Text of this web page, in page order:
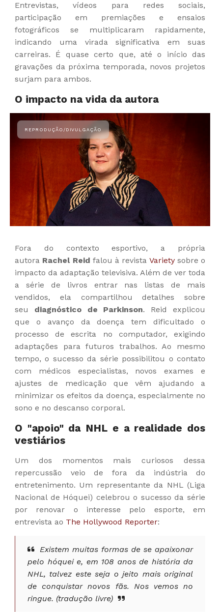
Entrevistas, vídeos para redes sociais,
participação em premiações e ensaios
fotográficos se multiplicaram rapidamente,
indicando uma virada significativa em suas
carreiras. É quase certo que, até o início das
gravações da próxima temporada, novos projetos
surjam para ambos.
O impacto na vida da autora
Fora do contexto esportivo, a própria
autora Rachel Reid falou à revista Varietysobre o
impacto da adaptação televisiva. Além de ver toda
a série de livros entrar nas listas de mais
vendidos, ela compartilhou detalhes sobre
seu diagnóstico de Parkinson. Reid explicou
que o avanço da doença tem dificultado o
processo de escrita no computador, exigindo
adaptações para futuros trabalhos. Ao mesmo
tempo, o sucesso da série possibilitou o contato
com médicos especialistas, novos exames e
ajustes de medicação que vêm ajudando a
minimizar os efeitos da doença, especialmente no
sono e no descanso corporal.
O "apoio" da NHL e a realidade dos
vestiários
Um dos momentos mais curiosos dessa
repercussão veio de fora da indústria do
entretenimento. Um representante da NHL (Liga
Nacional de Hóquei) celebrou o sucesso da série
por renovar o interesse pelo esporte, em
entrevista ao The Hollywood Reporter:
Existem muitas formas de se apaixonar
pelo hóquei e, em 108 anos de história da
NHL, talvez este seja o jeito mais original
de conquistar novos fãs. Nos vemos no
ringue. (tradução livre)